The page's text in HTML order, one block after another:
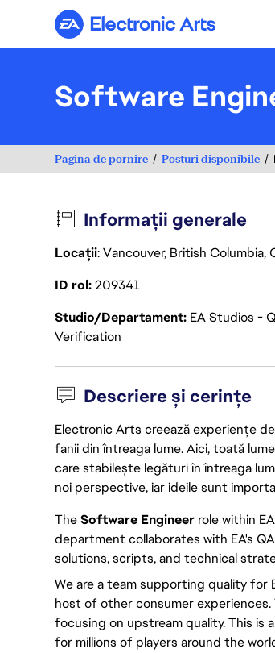
Electronic Arts
Software
Pagina de pornire Posturi disponibile
Informații generale
Locații: Vancouver, British Columbia,
ID rol209341
Studio/Departament EA Studios -
Verification
Descriere și cerințe
Electronic Arts creează experiențe
fanii din întreaga lume. Aici, toată
care stabilește legături în întreaga
noi perspective, iar ideile sunt
TheSoftware Engineer role within
department collaborates with EA's
solutions, scripts, and technical
We are a team supporting quality for
host of other consumer
focusing on upstream quality. This
for millions of players around the